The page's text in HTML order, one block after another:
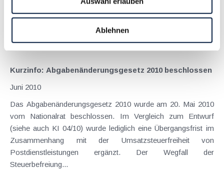
Ablehnen
Umsatzsteuervoranmeldung verpflichtet sind. Dies hat bei
Langtext
empfehlen drucken
Kurzinfo: Abgabenänderungsgesetz 2010 beschlossen
Juni 2010
Das Abgabenänderungsgesetz 2010 wurde am 20. Mai 2010
vom Nationalrat beschlossen. Im Vergleich zum Entwurf
(siehe auch KI 04/10) wurde lediglich eine Übergangsfrist im
Zusammenhang mit der Umsatzsteuerfreiheit von
Postdienstleistungen ergänzt. Der Wegfall der
Steuerbefreiung...